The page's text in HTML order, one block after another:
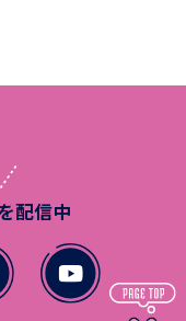
配信中